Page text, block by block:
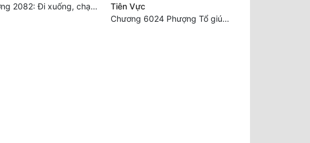
Chương 2082: Đi xuống, chạy về phía mênh mông tinh thần đại hải (đại kết cục)
Tiên Vực
Chương 6024 Phượng Tổ giúp ta! Mở lại luân hồi!